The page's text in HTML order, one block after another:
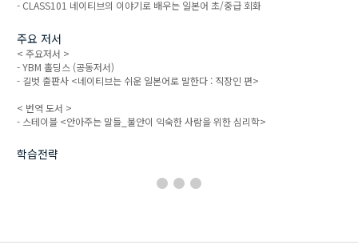
- CLASS101 네이티브의 이야기로 배우는 일본어 초/중급 회화
주요 저서
< 주요저서 >
- YBM 홀딩스 (공동저서)
- 길벗 출판사 <네이티브는 쉬운 일본어로 말한다 : 직장인 편>
< 번역 도서 >
- 스테이블 <안아주는 말들_불안이 익숙한 사람을 위한 심리학>
학습전략